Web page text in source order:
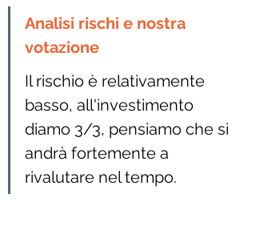
Analisi rischi e nostra
votazione
Il rischio è relativamente
basso, all'investimento
diamo 3/3, pensiamo che si
andrà fortemente a
rivalutare nel tempo.